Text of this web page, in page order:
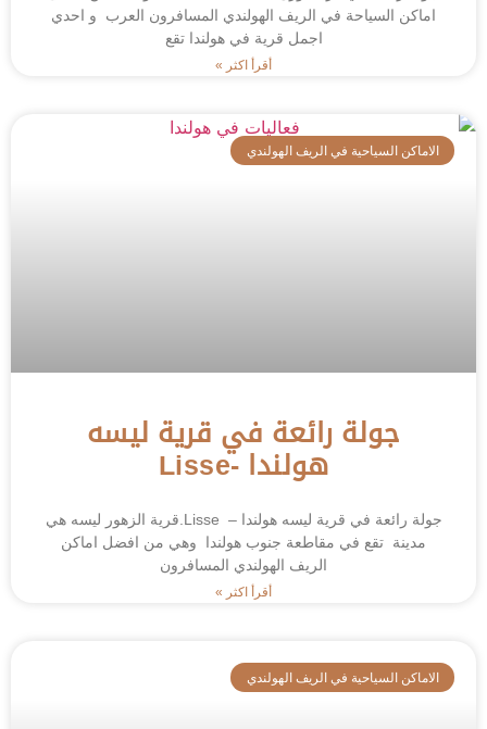
اماكن السياحة في الريف الهولندي المسافرون العرب و احدي
اجمل قرية في هولندا تقع
أقرأ اكثر »
الاماكن السياحية في الريف الهولندي
جولة رائعة في قرية ليسه
هولندا -Lisse
جولة رائعة في قرية ليسه هولندا – Lisse ‎.قرية الزهور ليسه هي
مدينة تقع في مقاطعة جنوب هولندا وهي من افضل اماكن
الريف الهولندي المسافرون
أقرأ اكثر »
الاماكن السياحية في الريف الهولندي